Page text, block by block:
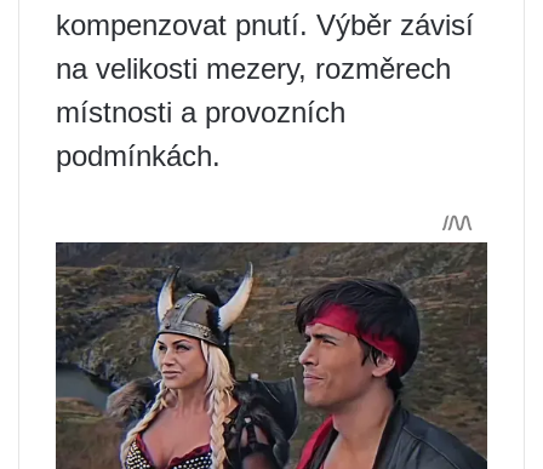
kompenzovat pnutí. Výběr závisí
na velikosti mezery, rozměrech
místnosti a provozních
podmínkách.